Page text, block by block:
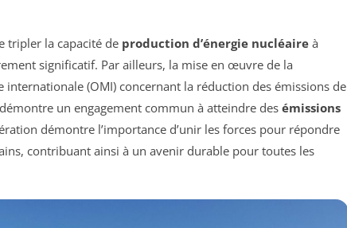
tripler la capacité de production d’énergie nucléaire à
significatif. Par ailleurs, la mise en œuvre de la
internationale (OMI) concernant la réduction des émissions de
un engagement commun à atteindre des émissions
démontre l’importance d’unir les forces pour répondre
contribuant ainsi à un avenir durable pour toutes les